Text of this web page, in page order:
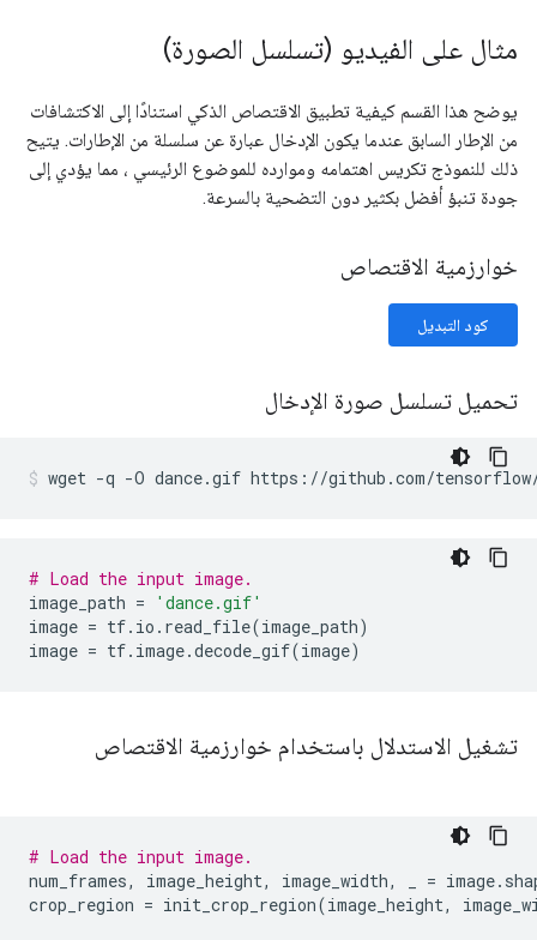
مثال على الفيديو (تسلسل الصورة)
يوضح هذا القسم كيفية تطبيق الاقتصاص الذكي استنادًا إلى الاكتشافات
من الإطار السابق عندما يكون الإدخال عبارة عن سلسلة من الإطارات. يتيح
ذلك للنموذج تكريس اهتمامه وموارده للموضوع الرئيسي ، مما يؤدي إلى
جودة تنبؤ أفضل بكثير دون التضحية بالسرعة.
خوارزمية الاقتصاص
كود التبديل
تحميل تسلسل صورة الإدخال
wget -q -O dance.gif https ://github .com/tensorflow
# Load the input image.
image_path =
'dance.gif'
image = tf. io . read_file(image_path)
image = tf. image.decode_gif(image)
تشغيل الاستدلال باستخدام خوارزمية الاقتصاص
# Load the input image.
num_frames, image_height, image_width, = image.
crop_region = init_crop_region(image_height,